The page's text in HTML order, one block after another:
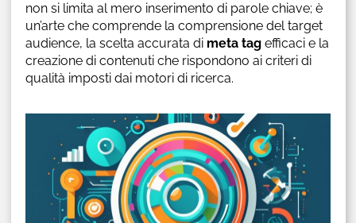
non si limita al mero inserimento di parole chiave; è
un’arte che comprende la comprensione del target
audience, la scelta accurata di meta tagefficaci e la
creazione di contenuti che rispondono ai criteri di
qualità imposti dai motori di ricerca.